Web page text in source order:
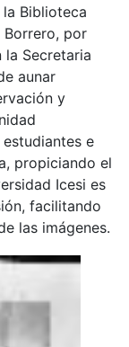
Biblioteca
Borrero, por
Secretaria
aunar
y
e
propiciando el
Icesi es
facilitando
las imágenes.